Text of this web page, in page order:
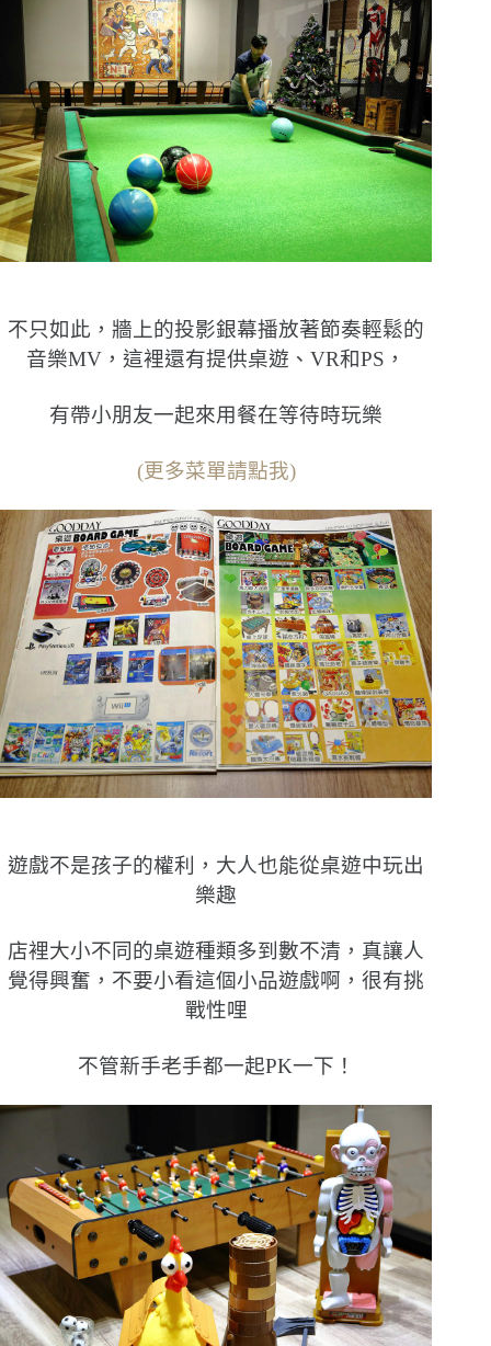
不只如此，牆上的投影銀幕播放著節奏輕鬆的
音樂MV，這裡還有提供桌遊、VR和PS，
有帶小朋友一起來用餐在等待時玩樂
(更多菜單請點我)
遊戲不是孩子的權利，大人也能從桌遊中玩出
樂趣
店裡大小不同的桌遊種類多到數不清，真讓人
覺得興奮，不要小看這個小品遊戲啊，很有挑
戰性哩
不管新手老手都一起PK一下！